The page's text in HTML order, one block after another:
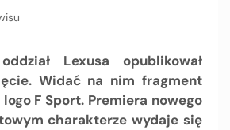
Lexusa opublikował
Widać na nim fragment
F Sport. Premiera nowego
charakterze wydaje się